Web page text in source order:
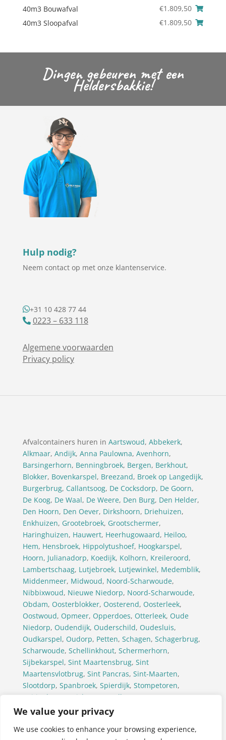
We value your privacy
We use cookies to enhance your browsing experience,
40m3 Bouwafval
€1.809,50
40m3 Sloopafval
€1.809,50
Dingen gebeuren met een
Heldersbakkie!
Hulp nodig?
Neem contact op met onze klantenservice.
+31 10 428 77 44
0223 – 633 118
Algemene voorwaarden
Privacy policy
Afvalcontainers huren in Aartswoud, Abbekerk,
Alkmaar, Andijk, Anna Paulowna, Avenhorn,
Barsingerhorn, Benningbroek, Bergen, Berkhout,
Blokker, Bovenkarspel, Breezand, Broek op Langedijk,
Burgerbrug, Callantsoog, De Cocksdorp, De Goorn,
De Koog, De Waal, De Weere, Den Burg, Den Helder,
Den Hoorn, Den Oever, Dirkshoorn, Driehuizen,
Enkhuizen, Grootebroek, Grootschermer,
Haringhuizen, Hauwert, Heerhugowaard, Heiloo,
Hem, Hensbroek, Hippolytushoef, Hoogkarspel,
Hoorn, Julianadorp, Koedijk, Kolhorn, Kreileroord,
Lambertschaag, Lutjebroek, Lutjewinkel, Medemblik,
Middenmeer, Midwoud, Noord-Scharwoude,
Nibbixwoud, Nieuwe Niedorp, Noord-Scharwoude,
Obdam, Oosterblokker, Oosterend, Oosterleek,
Oostwoud, Opmeer, Opperdoes, Otterleek, Oude
Niedorp, Oudendijk, Ouderschild, Oudesluis,
Oudkarspel, Oudorp, Petten, Schagen, Schagerbrug,
Scharwoude, Schellinkhout, Schermerhorn,
Sijbekarspel, Sint Maartensbrug, Sint
Maartensvlotbrug, Sint Pancras, Sint-Maarten,
Slootdorp, Spanbroek, Spierdijk, Stompetoren,
Tuitjenhorn
Twisk Ursem(Alkmaar)
Ursem(Koggenland),’t Veld,
Warmenhuizen
Wervershoof
Westwoud,Wieringerwaard,Wieringerwerf,